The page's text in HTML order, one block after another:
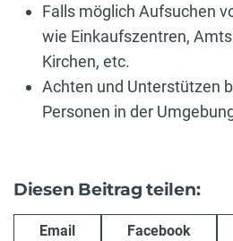
Falls möglich Aufsuchen
wie Einkaufszentren,
Kirchen, etc.
Achten und Unterstützen
Personen in der
Diesen Beitrag teilen:
Email Facebook